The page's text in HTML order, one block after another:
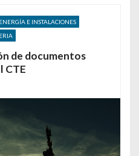
ENERGÍA E INSTALACIONES
de documentos
CTE